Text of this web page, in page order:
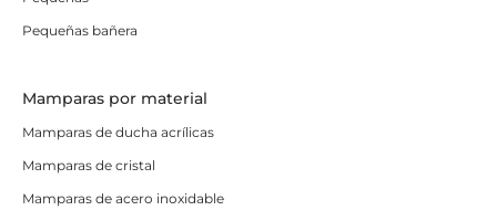
Pequeñas bañera
Mamparas por material
Mamparas de ducha acrílicas
Mamparas de cristal
Mamparas de acero inoxidable